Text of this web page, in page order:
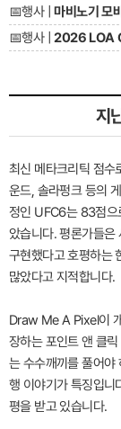
📅행사 |마비노기 모
📅행사 |2026 LOA
지
최신 메타크리틱 점
운드, 솔라펑크 등의
정인 UFC6는 83점으
았습니다. 평론가들은
구현했다고 호평하는
많았다고 지적합니다.
Draw Me A Pixel이
장하는 포인트 앤 클
는 수수깨끼를 풀어야
행 이야기가 특징입니
평을 받고 있습니다.